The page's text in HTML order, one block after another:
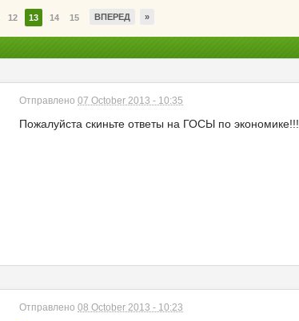
12 13 14 15 ВПЕРЕД »
Отправлено 07 October 2013 - 10:35
Пожалуйста скиньте ответы на ГОСЫ по
Отправлено 08 October 2013 - 10:23